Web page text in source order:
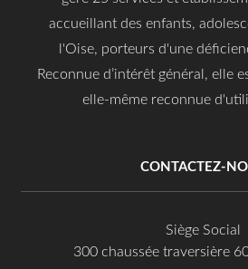
accueillant des enfants,
l'Oise, porteurs d'une
Reconnue d’intérêt général, elle
elle-même reconnue
CONTACTEZ-
Siège Social
300 chaussée traversière